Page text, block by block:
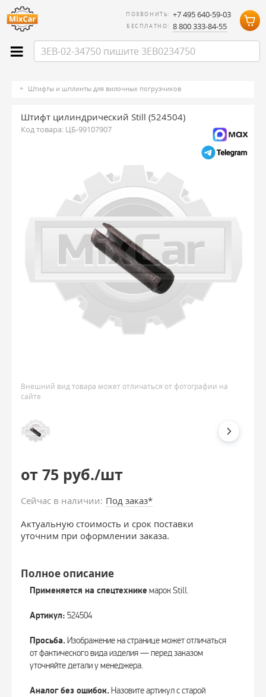
ПОЗВОНИТЬ: +7 495 640-59-03
БЕСПЛАТНО: 8 800 333-84-55
Штифты и шплинты для вилочных погрузчиков
Штифт цилиндрический Still (524504)
Код товара: ЦБ-99107907
Внешний вид товара может отличаться от фотографии на
сайте
от 75 руб./шт
Сейчас в наличии: Под заказ*
Актуальную стоимость и срок поставки
уточним при оформлении заказа.
Полное описание
Применяется на спецтехнике марок Still.
Артикул: 524504
Просьба.Изображение на странице может отличаться
от фактического вида изделия — перед заказом
уточняйте детали у менеджера.
Аналог без ошибок.Назовите артикул с старой